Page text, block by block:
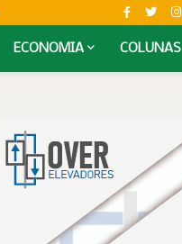
ECONOMIA COLUNAS